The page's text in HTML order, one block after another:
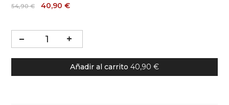
54,90 € 40,90 €
Añadir al carrito 40,90 €